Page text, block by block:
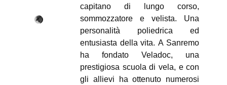
capitano di lungo corso,
sommozzatore e velista. Una
personalità poliedrica ed
entusiasta della vita. A Sanremo
ha fondato Veladoc, una
prestigiosa scuola di vela, e con
gli allievi ha ottenuto numerosi